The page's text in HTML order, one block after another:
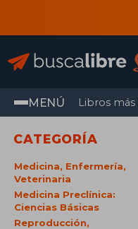
MENÚ Libros
CATEGORÍA
Medicina, Enfermería,
Veterinaria
Medicina Preclínica:
Ciencias Básicas
Reproducción,